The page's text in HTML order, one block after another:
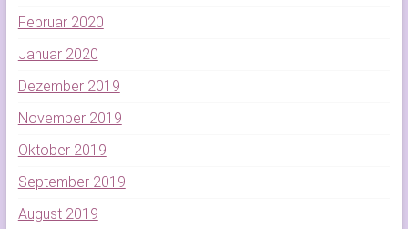
Februar 2020
Januar 2020
Dezember 2019
November 2019
Oktober 2019
September 2019
August 2019